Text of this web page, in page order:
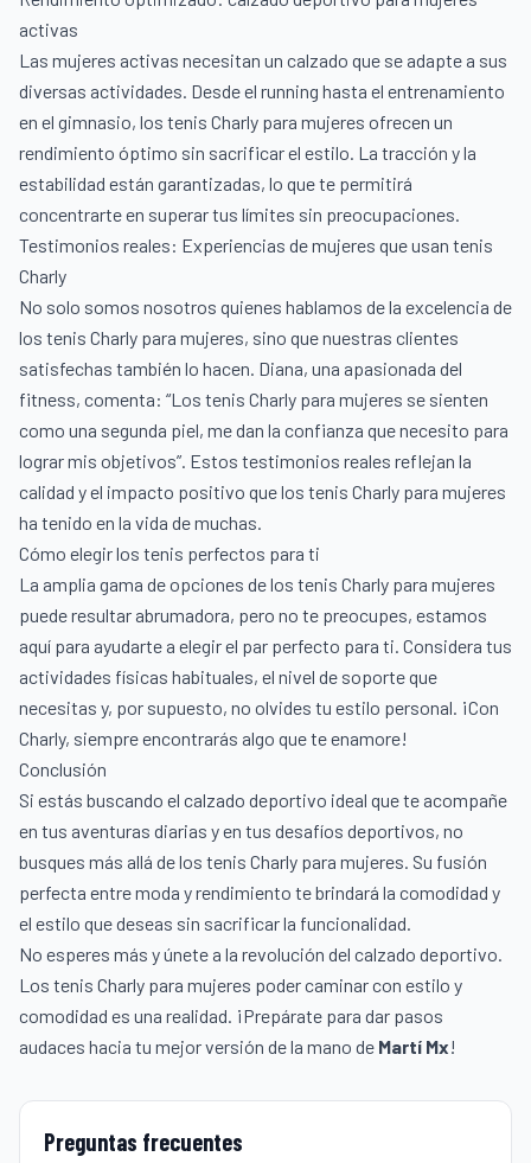
activas
Las mujeres activas necesitan un calzado que se adapte a sus
diversas actividades. Desde el running hasta el entrenamiento
en el gimnasio, los tenis Charly para mujeres ofrecen un
rendimiento óptimo sin sacrificar el estilo. La tracción y la
estabilidad están garantizadas, lo que te permitirá
concentrarte en superar tus límites sin preocupaciones.
Testimonios reales: Experiencias de mujeres que usan tenis
Charly
No solo somos nosotros quienes hablamos de la excelencia de
los tenis Charly para mujeres, sino que nuestras clientes
satisfechas también lo hacen. Diana, una apasionada del
fitness, comenta: “Los tenis Charly para mujeres se sienten
como una segunda piel, me dan la confianza que necesito para
lograr mis objetivos”. Estos testimonios reales reflejan la
calidad y el impacto positivo que los tenis Charly para mujeres
ha tenido en la vida de muchas.
Cómo elegir los tenis perfectos para ti
La amplia gama de opciones de los tenis Charly para mujeres
puede resultar abrumadora, pero no te preocupes, estamos
aquí para ayudarte a elegir el par perfecto para ti. Considera tus
actividades físicas habituales, el nivel de soporte que
necesitas y, por supuesto, no olvides tu estilo personal. ¡Con
Charly, siempre encontrarás algo que te enamore!
Conclusión
Si estás buscando el calzado deportivo ideal que te acompañe
en tus aventuras diarias y en tus desafíos deportivos, no
busques más allá de los tenis Charly para mujeres. Su fusión
perfecta entre moda y rendimiento te brindará la comodidad y
el estilo que deseas sin sacrificar la funcionalidad.
No esperes más y únete a la revolución del calzado deportivo.
Los tenis Charly para mujeres poder caminar con estilo y
comodidad es una realidad. ¡Prepárate para dar pasos
audaces hacia tu mejor versión de la mano de Martí Mx!
Preguntas frecuentes